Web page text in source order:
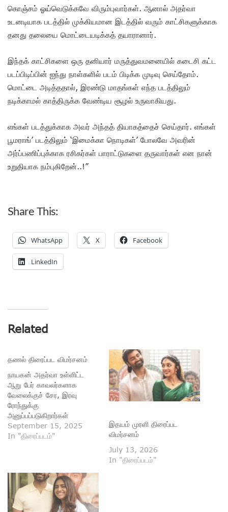
கொஞ்சம் ஓய்வெடுக்கவே விரும்புவார்கள். ஆனால் அதர்வா
உடனடியாக படத்தில் முக்கியமான இடத்தில் வரும் காட்சிகளுக்காக
தனது தலையை மொட்டையடிக்கத் தயாரானார்.
இந்தக் காட்சிகளை ஒரு தனியார் மருத்துவமனையில் கடைசி கட்ட
படப்பிடிப்பின் ஐந்து நாள்களில் படம் பிடிக்க முடிவு செய்தோம்.
மொட்டை அடித்ததால், இரண்டு மாதங்கள் எந்த படத்திலும்
நடிக்காமல் காத்திருக்க வேண்டிய சூழல் உருவாகியது.
எங்கள் படத்துக்காக அவர் அந்தத் தியாகத்தைச் செய்தார். எங்கள்
பூமராங்’ படத்திலும் ‘இமைக்கா நொடிகள்’ போலவே அவரின்
அர்ப்பணிப்புக்காக ரசிகர்கள் பாராட்டுகளை தருவார்கள் என நான்
உறுதியாக நம்புகிறேன்..!”
Share This:
WhatsApp X Facebook
LinkedIn
Related
தணல் திரைப்பட விமர்சனம்
நாயகன் அதர்வா உள்ளிட்ட
ஆறு பேர் காவலர்களாக
வேலைக்குச் சேர, இரவு
ரோந்துக்கு
அனுப்பப்படுகிறார்கள்
அனைவரும். வழியில்
சந்தேகத்துக்கு இடமான
ஆளரவமற்ற குடிசைப் பகுதியில்
சிக்கிக் கொள்கிறார்களா.
அங்கு அஸ்வின் காக்கமனு
தலைமையில் இயக்கும் சதிகார
September 15, 2025
In "திரைப்படம்"
இதயம் முரளி திரைப்பட
விமர்சனம்
July 13, 2026
In "திரைப்படம்"